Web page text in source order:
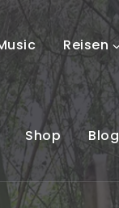
Reisen
Shop Blog